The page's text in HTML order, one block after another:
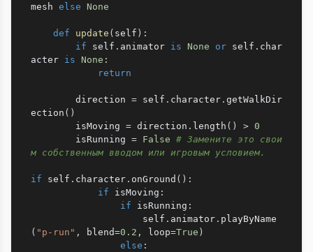
mesh else None
def update ( self ) :
if self . animator is None or self . char
acter is None :
return
        direction
= self . character . getWalkDir
ection ( )
        isMoving
= direction . length ( ) > 0
        isRunning
= False # Замените это свои
м собственным вводом или игровым условием.
if self . character . onGround ( ) :
if isMoving :
if isRunning :
                    self
. animator . playByName
( "p-run" , blend=0.2 , loop=True )
else :